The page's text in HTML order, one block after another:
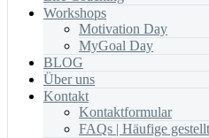
Workshops
Motivation Day
MyGoal Day
BLOG
Über uns
Kontakt
Kontaktformular
FAQs | Häufige